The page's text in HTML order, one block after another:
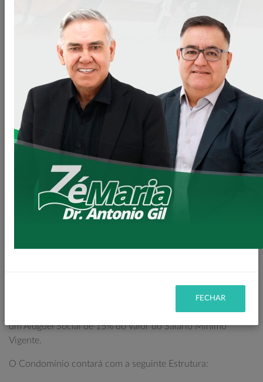
CONDOMINIO DO IDOSO.
Vistoriamos o início das obras do tão sonhado condomínio
do idoso, pelo Programa CASA FÁCIL-VIVER MAIS PARANÁ.
Onde serão construídas 40 unidades habitacionais com as
devidas adaptações para pessoas idosas.
Composta com 01 Dormitório, Sala, Banheiro, Cozinha e
condomínio fechado.
Os beneficiários terão como contra Partida o Pagamento de
um Aluguel Social de 15% do Valor do Salário Mínimo
Vigente.
O Condomínio contará com a seguinte Estrutura:
FECHAR